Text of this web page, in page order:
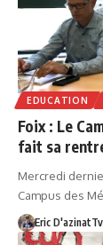
EDUCATION
Foix : Le
fait sa
Mercredi
Campus des
Eric D'azinatTv